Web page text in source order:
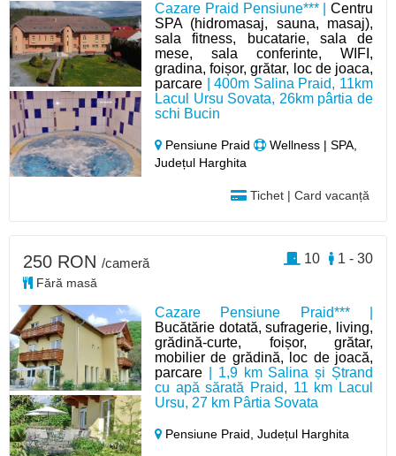
Cazare Praid Pensiune*** | Centru
SPA (hidromasaj, sauna, masaj),
sala fitness, bucatarie, sala de
mese, sala conferinte, WIFI,
gradina, foișor, grătar, loc de joaca,
parcare | 400m Salina Praid, 11km
Lacul Ursu Sovata, 26km pârtia de
schi Bucin
Pensiune Praid
Wellness | SPA,
Județul Harghita
Tichet | Card vacanță
Cazare Pensiune Praid*** |
Bucătărie dotată, sufragerie, living,
grădină-curte, foișor, grătar,
mobilier de grădină, loc de joacă,
parcare | 1,9 km Salina și Ștrand
cu apă sărată Praid, 11 km Lacul
Ursu, 27 km Pârtia Sovata
Pensiune Praid,Județul Harghita
250 RON /cameră
Fără masă
1 - 30
10